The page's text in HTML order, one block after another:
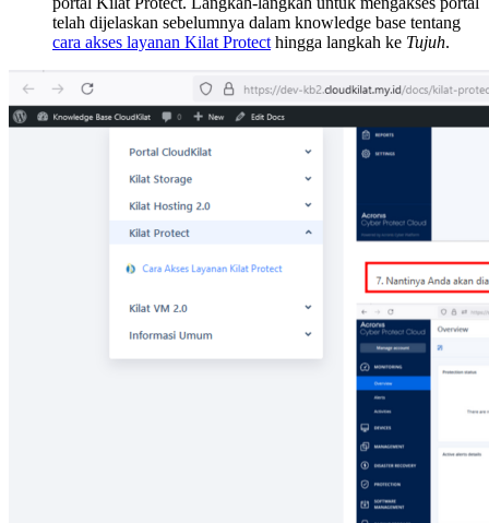
telah dijelaskan sebelumnya dalam knowledge base tentang
cara akses layanan Kilat Protect hingga langkah ke Tujuh.